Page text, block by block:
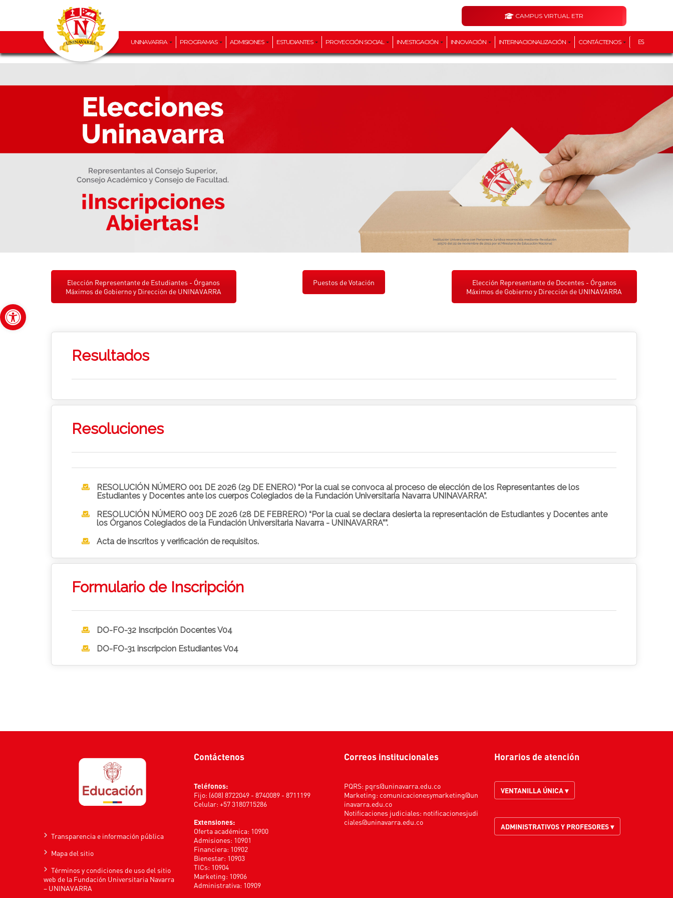
Abrir barra de herramientas
CAMPUS VIRTUAL ETR
UNINAVARRA PROGRAMAS ADMISIONES ESTUDIANTES PROYECCIÓN SOCIAL INVESTIGACIÓN INNOVACIÓN INTERNACIONALIZACIÓN CONTÁCTENOS ES
Elección Representante de Estudiantes - Órganos
Máximos de Gobierno y Dirección de UNINAVARRA
Puestos de Votación
Elección Representante de Docentes - Órganos
Máximos de Gobierno y Dirección de UNINAVARRA
Resultados
Resoluciones
RESOLUCIÓN NÚMERO 001 DE 2026 (29 DE ENERO) “Por la cual se convoca al proceso de elección de los Representantes de los
Estudiantes y Docentes ante los cuerpos Colegiados de la Fundación Universitaria Navarra UNINAVARRA”.
RESOLUCIÓN NÚMERO 003 DE 2026 (28 DE FEBRERO) “Por la cual se declara desierta la representación de Estudiantes y Docentes ante
los Órganos Colegiados de la Fundación Universitaria Navarra - UNINAVARRA””.
Acta de inscritos y verificación de requisitos.
Formulario de Inscripción
DO-FO-32 Inscripción Docentes V04
DO-FO-31 inscripcion Estudiantes V04
Transparencia e información pública
Mapa del sitio
Términos y condiciones de uso del sitio
web de la Fundación Universitaria Navarra
– UNINAVARRA
Contáctenos
Teléfonos:
Fijo: (608) 8722049 - 8740089 - 8711199
Celular: +57 3180715286
Extensiones:
Oferta académica: 10900
Admisiones: 10901
Financiera: 10902
Bienestar: 10903
TICs: 10904
Marketing: 10906
Administrativa: 10909
Correos institucionales
PQRS: pqrs@uninavarra.edu.co
Marketing: comunicacionesymarketing@un
inavarra.edu.co
Notificaciones judiciales: notificacionesjudi
ciales@uninavarra.edu.co
Horarios de atención
VENTANILLA ÚNICA ▾
ADMINISTRATIVOS Y PROFESORES ▾